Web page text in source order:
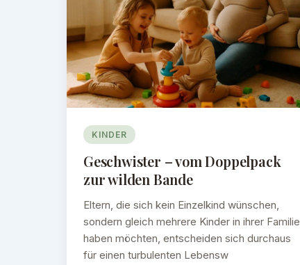
KINDER
Geschwister – vom Doppelpack
zur wilden Bande
Eltern, die sich kein Einzelkind wünschen,
sondern gleich mehrere Kinder in ihrer Familie
haben möchten, entscheiden sich durchaus
für einen turbulenten Lebensw